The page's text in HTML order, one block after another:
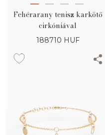
Fehérarany tenisz karkötő
cirkóniával
188710 HUF